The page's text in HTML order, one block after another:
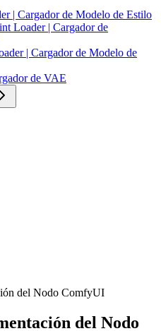
| Cargador de Modelo de Estilo
Loader | Cargador de
| Cargador de Modelo de
de VAE
del Nodo ComfyUI
del Nodo